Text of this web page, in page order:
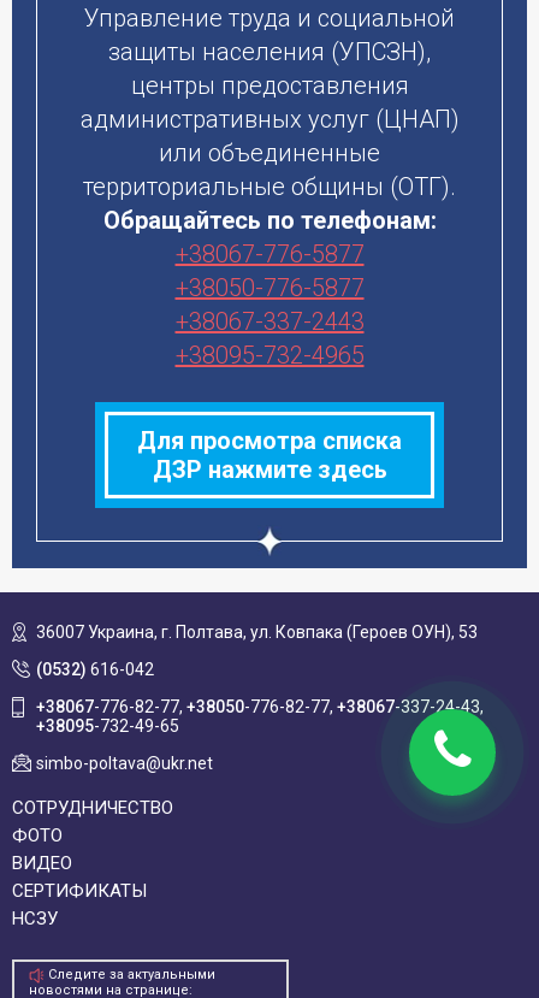
Управление труда и социальной
защиты населения (УПСЗН),
центры предоставления
административных услуг (ЦНАП)
или объединенные
территориальные общины (ОТГ).
Обращайтесь по телефонам:
+38067-776-5877
+38050-776-5877
+38067-337-2443
+38095-732-4965
Для просмотра списка
ДЗР нажмите здесь
36007 Украина, г. Полтава, ул. Ковпака (Героев ОУН), 53
(0532) 616-042
+38067-776-82-77 +38050-776-82-77 +38067-337-24-43
+38095-732-49-65
simbo-poltava@ukr.net
СОТРУДНИЧЕСТВО
ФОТО
ВИДЕО
СЕРТИФИКАТЫ
НСЗУ
Следите за актуальными
новостями на странице: